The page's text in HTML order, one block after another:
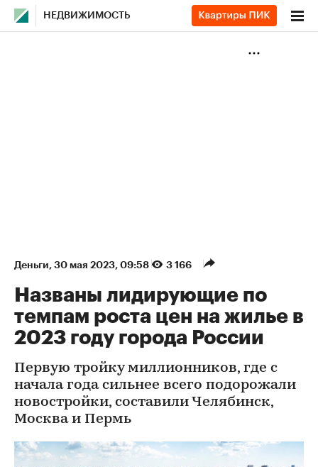
НЕДВИЖИМОСТЬ
Деньги⁠, 30 мая 2023, 09:58 3 166
Названы лидирующие по
темпам роста цен на жилье в
2023 году города России
Первую тройку миллионников, где с
начала года сильнее всего подорожали
новостройки, составили Челябинск,
Москва и Пермь